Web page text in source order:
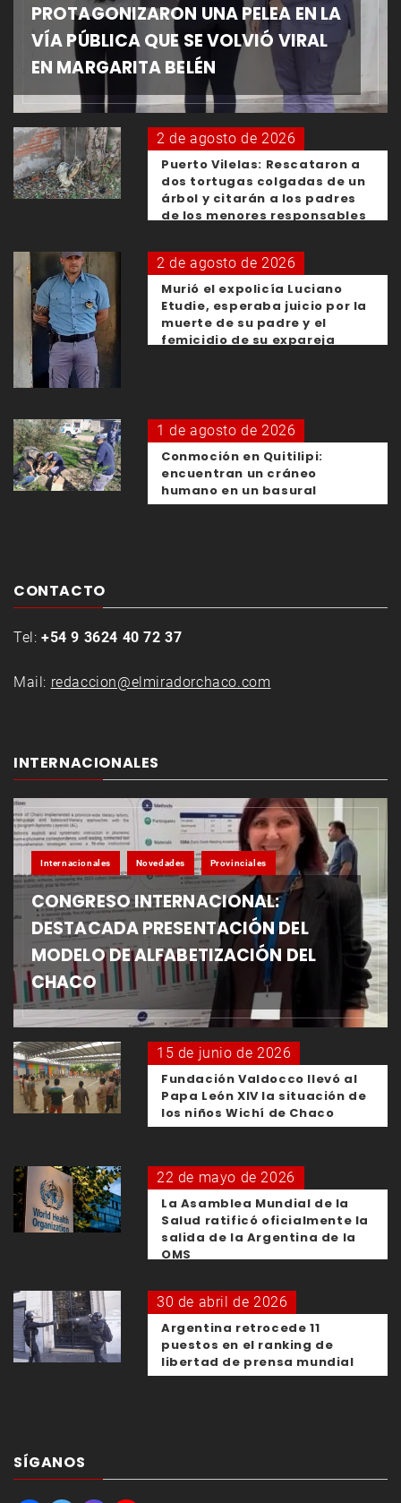
PROTAGONIZARON UNA PELEA EN LA
VÍA PÚBLICA QUE SE VOLVIÓ VIRAL
EN MARGARITA BELÉN
2 de agosto de 2026
Puerto Vilelas: Rescataron a
dos tortugas colgadas de un
árbol y citarán a los padres
de los menores responsables
2 de agosto de 2026
Murió el expolicía Luciano
Etudie, esperaba juicio por la
muerte de su padre y el
femicidio de su expareja
1 de agosto de 2026
Conmoción en Quitilipi:
encuentran un cráneo
humano en un basural
CONTACTO
Tel: +54 9 3624 40 72 37
Mail: redaccion@elmiradorchaco.com
INTERNACIONALES
Internacionales Novedades Provinciales
CONGRESO INTERNACIONAL:
DESTACADA PRESENTACIÓN DEL
MODELO DE ALFABETIZACIÓN DEL
CHACO
15 de junio de 2026
Fundación Valdocco llevó al
Papa León XIV la situación de
los niños Wichí de Chaco
22 de mayo de 2026
La Asamblea Mundial de la
Salud ratificó oficialmente la
salida de la Argentina de la
OMS
30 de abril de 2026
Argentina retrocede 11
puestos en el ranking de
libertad de prensa mundial
SÍGANOS